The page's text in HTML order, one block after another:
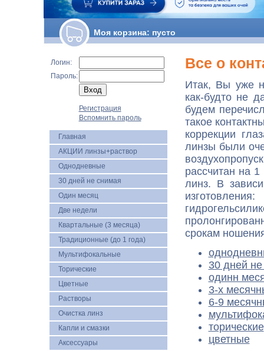
Моя корзина: пусто
Логин:
Пароль:
Регистрация
Вспомнить пароль
Главная
АКЦИИ линзы+раствор
Однодневные
30 дней не снимая
Один месяц
Две недели
Квартальные (3 месяца)
Традиционные (до 1 года)
Мультифокальные
Торические
Цветные
Растворы
Очистка линз
Капли и смазки
Аксессуары
Все о
Итак, Вы уже
как-будто не
будем
такое
коррекции
линзы были
рассчитан на
линз. В
срокам
30 дней
одинн
3-х
6-9
торические
цветные